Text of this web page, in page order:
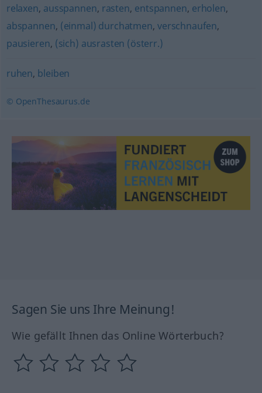
relaxen, ausspannen, rasten, entspannen, erholen,
abspannen, (einmal) durchatmen,verschnaufen,
pausieren, (sich) ausrasten (österr.)
ruhen, bleiben
© OpenThesaurus.de
Sagen Sie uns Ihre Meinung!
Wie gefällt Ihnen das Online Wörterbuch?